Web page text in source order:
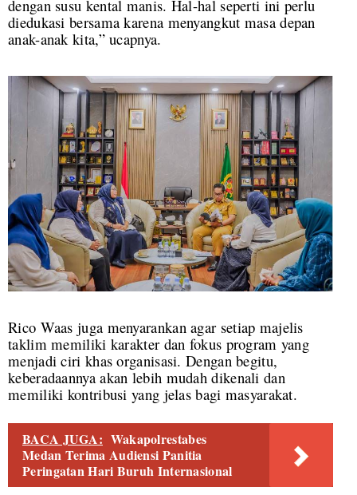
dengan susu kental manis. Hal-hal seperti ini perlu
diedukasi bersama karena menyangkut masa depan
anak-anak kita,” ucapnya.
Rico Waas juga menyarankan agar setiap majelis
taklim memiliki karakter dan fokus program yang
menjadi ciri khas organisasi. Dengan begitu,
keberadaannya akan lebih mudah dikenali dan
memiliki kontribusi yang jelas bagi masyarakat.
BACA JUGA: Wakapolrestabes
Medan Terima Audiensi Panitia
Peringatan Hari Buruh Internasional